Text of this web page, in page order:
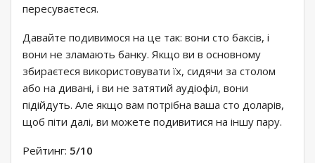
пересуваєтеся.
Давайте подивимося на це так: вони сто баксів, і
вони не зламають банку. Якщо ви в основному
збираєтеся використовувати їх, сидячи за столом
або на дивані, і ви не затятий аудіофіл, вони
підійдуть. Але якщо вам потрібна ваша сто доларів,
щоб піти далі, ви можете подивитися на іншу пару.
Рейтинг: 5/10